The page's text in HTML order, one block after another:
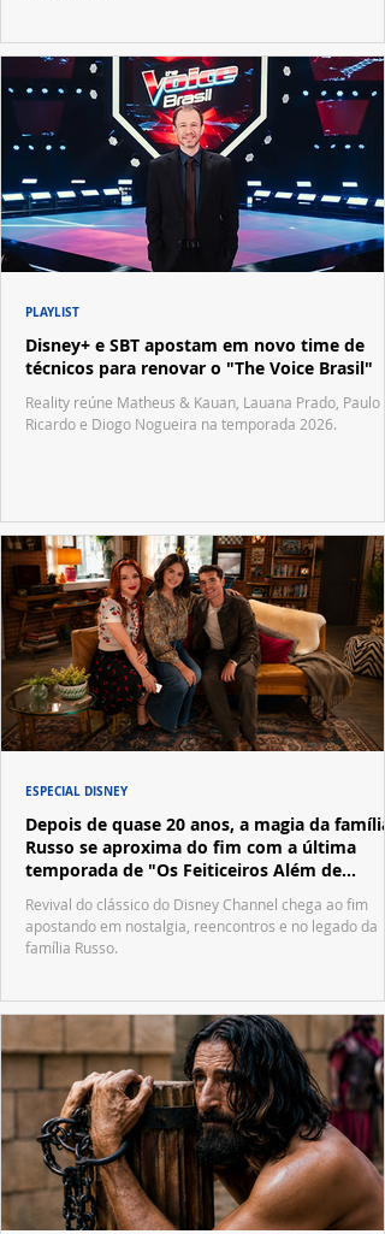
Disney+ e SBT apostam em novo time de
técnicos para renovar o "The Voice Brasil"
Reality reúne Matheus & Kauan, Lauana Prado, Paulo
Ricardo e Diogo Nogueira na temporada 2026.
PLAYLIST
Depois de quase 20 anos, a magia da família
Russo se aproxima do fim com a última
temporada de "Os Feiticeiros Além de
Revival do clássico do Disney Channel chega ao fim
apostando em nostalgia, reencontros e no legado da
família Russo.
ESPECIAL DISNEY